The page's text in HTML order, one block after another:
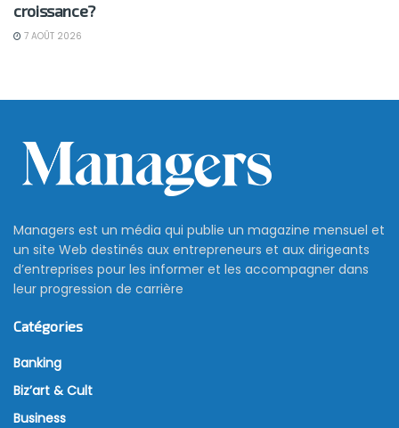
croissance?
7 AOÛT 2026
Comment le modèle japonais
inspire la stratégie de
développement de la Tunisie
7 juillet 2026
L’expérience japonaise ne se limite pas à une source